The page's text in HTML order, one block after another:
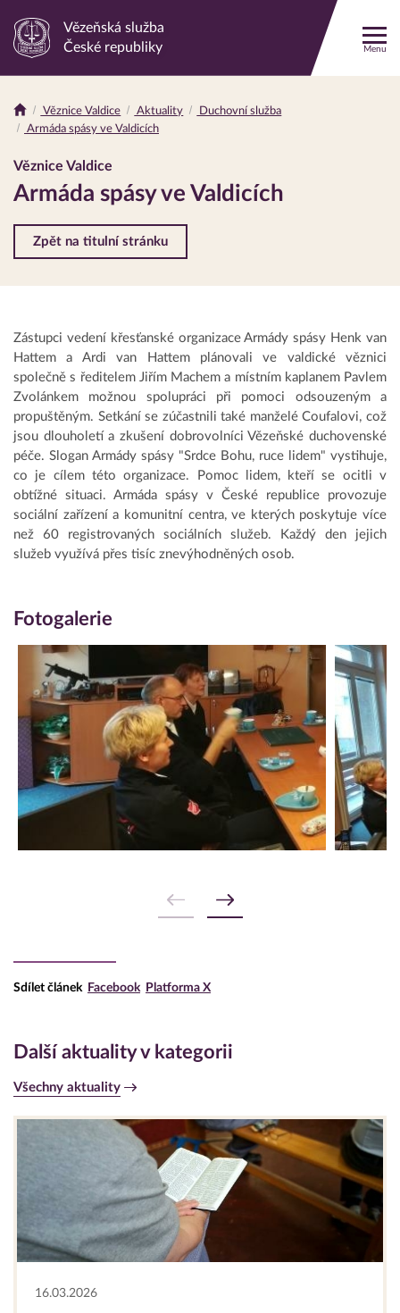
Odkaz
stránku
Vězeňská služba
České republiky
Menu
Drobečková
Věznice Valdice Aktuality
Duchovní služba
Armáda spásy ve Valdicích
Věznice Valdice
Armáda spásy ve Valdicích
Zpět na titulní stránku
Zástupci vedení křesťanské organizace Armády spásy Henk van
Hattem a Ardi van Hattem plánovali ve valdické věznici
společně s ředitelem Jiřím Machem a místním kaplanem Pavlem
Zvolánkem možnou spolupráci při pomoci odsouzeným a
propuštěným. Setkání se zúčastnili také manželé Coufalovi, což
jsou dlouholetí a zkušení dobrovolníci Vězeňské duchovenské
péče. Slogan Armády spásy "Srdce Bohu, ruce lidem" vystihuje,
co je cílem této organizace. Pomoc lidem, kteří se ocitli v
obtížné situaci. Armáda spásy v České republice provozuje
sociální zařízení a komunitní centra, ve kterých poskytuje více
než 60 registrovaných sociálních služeb. Každý den jejich
služeb využívá přes tisíc znevýhodněných osob.
Fotogalerie
Sdílet článek Facebook Platforma X
Další aktuality v kategorii
Všechny aktuality
16.03.2026